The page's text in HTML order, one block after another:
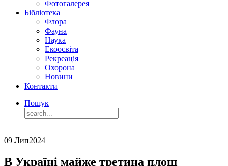
Фотогалерея
Бібліотека
Флора
Фауна
Наука
Екоосвіта
Рекреація
Охорона
Новини
Контакти
Пошук
09 Лип2024
В Україні майже третина площ